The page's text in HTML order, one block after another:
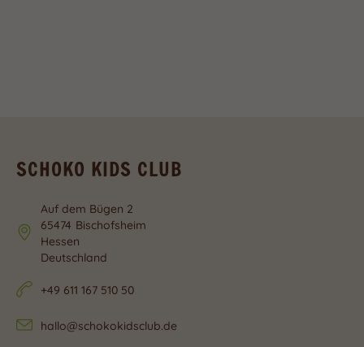
SCHOKO KIDS CLUB
Auf dem Bügen 2
65474 Bischofsheim
Hessen
Deutschland
+49 611 167 510 50
hallo@schokokidsclub.de